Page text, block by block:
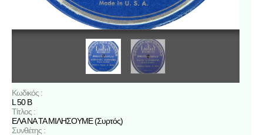
Κωδικός :
L 50 B
Τίτλος :
ΕΛΑ ΝΑ ΤΑ ΜΙΛΗΣΟΥΜΕ (Συρτός)
Συνθέτης :